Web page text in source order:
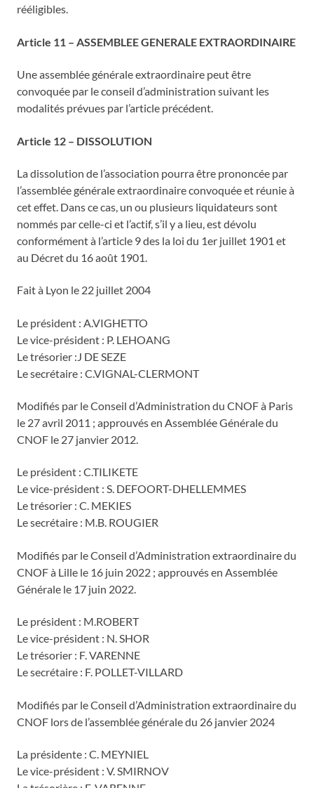
rééligibles.
Article 11 – ASSEMBLEE GENERALE EXTRAORDINAIRE
Une assemblée générale extraordinaire peut être
convoquée par le conseil d’administration suivant les
modalités prévues par l’article précédent.
Article 12 – DISSOLUTION
La dissolution de l’association pourra être prononcée par
l’assemblée générale extraordinaire convoquée et réunie à
cet effet. Dans ce cas, un ou plusieurs liquidateurs sont
nommés par celle-ci et l’actif, s’il y a lieu, est dévolu
conformément à l’article 9 des la loi du 1er juillet 1901 et
au Décret du 16 août 1901.
Fait à Lyon le 22 juillet 2004
Le président : A.VIGHETTO
Le vice-président : P. LEHOANG
Le trésorier :J DE SEZE
Le secrétaire : C.VIGNAL-CLERMONT
Modifiés par le Conseil d’Administration du CNOF à Paris
le 27 avril 2011 ; approuvés en Assemblée Générale du
CNOF le 27 janvier 2012.
Le président : C.TILIKETE
Le vice-président : S. DEFOORT-DHELLEMMES
Le trésorier : C. MEKIES
Le secrétaire : M.B. ROUGIER
Modifiés par le Conseil d’Administration extraordinaire du
CNOF à Lille le 16 juin 2022 ; approuvés en Assemblée
Générale le 17 juin 2022.
Le président : M.ROBERT
Le vice-président : N. SHOR
Le trésorier : F. VARENNE
Le secrétaire : F. POLLET-VILLARD
Modifiés par le Conseil d’Administration extraordinaire du
CNOF lors de l’assemblée générale du 26 janvier 2024
La présidente : C. MEYNIEL
Le vice-président : V. SMIRNOV